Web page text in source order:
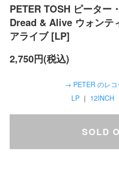
PETER TOSH ピーター
Dread & Alive ウォンテ
アライブ [LP]
2,750円(税込)
→ PETER のレコ
LP｜ 12INCH
SOLD